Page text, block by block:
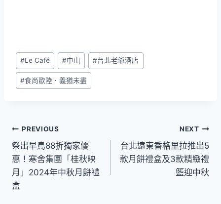
Post
Tags:
#Le Café #中山 #台北老爺酒店
#食尚歐陸．義猶未盡
文
章
導
覽
PREVIOUS
祭出早鳥88折獨家優
惠！寒舍集團「桂秋映
月」2024年中秋月餅禮
盒
NEXT
台北遠東香格里拉推出5
款月餅禮盒及3款精緻禮
籃迎中秋